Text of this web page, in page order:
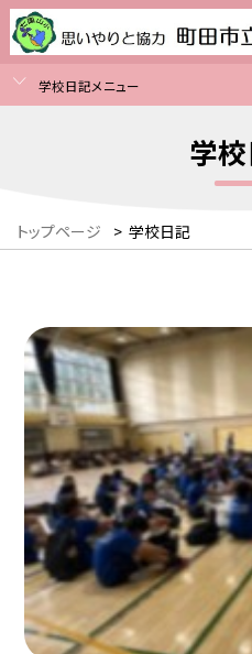
学校日記メニュー
学
トップページ > 学校日記